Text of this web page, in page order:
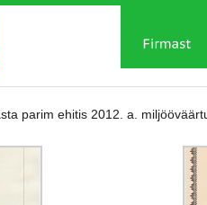
parim ehitis 2012. a.